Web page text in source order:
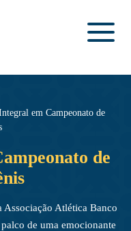
em Campeonato de
de
Associação Atlética Banco
de uma emocionante